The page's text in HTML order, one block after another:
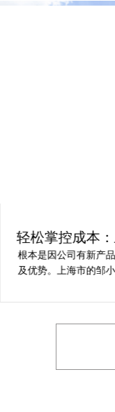
轻松掌控成本
根本是因公司有新产
及优势。上海市的邹
占有率。在策划时间
展示方案，以最